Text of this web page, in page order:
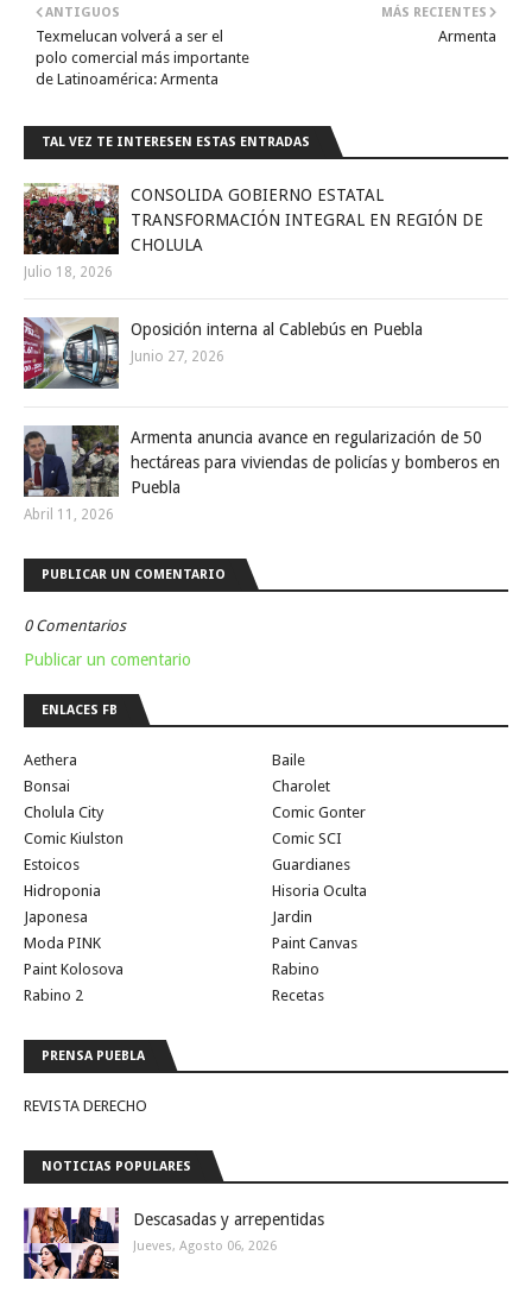
MÁS RECIENTES
Armenta
ANTIGUOS
Texmelucan volverá a ser el
polo comercial más importante
de Latinoamérica: Armenta
TAL VEZ TE INTERESEN ESTAS ENTRADAS
CONSOLIDA GOBIERNO ESTATAL
TRANSFORMACIÓN INTEGRAL EN REGIÓN DE
CHOLULA
Julio 18, 2026
Oposición interna al Cablebús en Puebla
Junio 27, 2026
Armenta anuncia avance en regularización de 50
hectáreas para viviendas de policías y bomberos en
Puebla
Abril 11, 2026
PUBLICAR UN COMENTARIO
0 Comentarios
Publicar un comentario
ENLACES FB
Aethera
Baile
Bonsai
Charolet
Cholula City
Comic Gonter
Comic Kiulston
Comic SCI
Estoicos
Guardianes
Hidroponia
Hisoria Oculta
Japonesa
Jardin
Moda PINK
Paint Canvas
Paint Kolosova
Rabino
Rabino 2
Recetas
PRENSA PUEBLA
REVISTA DERECHO
NOTICIAS POPULARES
Descasadas y arrepentidas
Jueves, Agosto 06, 2026